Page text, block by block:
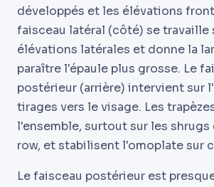
développés et les élévations
faisceau latéral (côté) se travaille
élévations latérales et donne la
paraître l'épaule plus grosse. Le
postérieur (arrière) intervient sur
tirages vers le visage. Les
l'ensemble, surtout sur les
row, et stabilisent l'omoplate sur
Le faisceau postérieur est